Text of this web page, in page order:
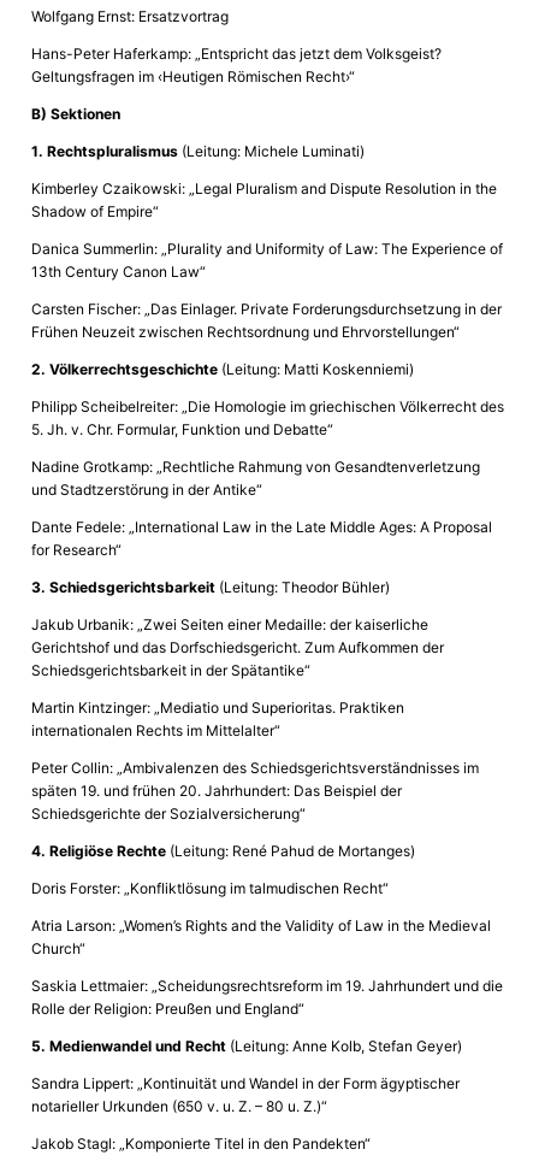
Wolfgang Ernst: Ersatzvortrag
Hans-Peter Haferkamp: „Entspricht das jetzt dem Volksgeist?
Geltungsfragen im ‹Heutigen Römischen Recht›“
B) Sektionen
1. Rechtspluralismus (Leitung: Michele Luminati)
Kimberley Czaikowski: „Legal Pluralism and Dispute Resolution in the
Shadow of Empire“
Danica Summerlin: „Plurality and Uniformity of Law: The Experience of
13th Century Canon Law“
Carsten Fischer: „Das Einlager. Private Forderungsdurchsetzung in der
Frühen Neuzeit zwischen Rechtsordnung und Ehrvorstellungen“
2. Völkerrechtsgeschichte (Leitung: Matti Koskenniemi)
Philipp Scheibelreiter: „Die Homologie im griechischen Völkerrecht des
5. Jh. v. Chr. Formular, Funktion und Debatte“
Nadine Grotkamp: „Rechtliche Rahmung von Gesandtenverletzung
und Stadtzerstörung in der Antike“
Dante Fedele: „International Law in the Late Middle Ages: A Proposal
for Research“
3. Schiedsgerichtsbarkeit (Leitung: Theodor Bühler)
Jakub Urbanik: „Zwei Seiten einer Medaille: der kaiserliche
Gerichtshof und das Dorfschiedsgericht. Zum Aufkommen der
Schiedsgerichtsbarkeit in der Spätantike“
Martin Kintzinger: „Mediatio und Superioritas. Praktiken
internationalen Rechts im Mittelalter“
Peter Collin: „Ambivalenzen des Schiedsgerichtsverständnisses im
späten 19. und frühen 20. Jahrhundert: Das Beispiel der
Schiedsgerichte der Sozialversicherung“
4. Religiöse Rechte (Leitung: René Pahud de Mortanges)
Doris Forster: „Konfliktlösung im talmudischen Recht“
Atria Larson: „Women’s Rights and the Validity of Law in the Medieval
Church“
Saskia Lettmaier: „Scheidungsrechtsreform im 19. Jahrhundert und die
Rolle der Religion: Preußen und England“
5. Medienwandel und Recht (Leitung: Anne Kolb, Stefan Geyer)
Sandra Lippert: „Kontinuität und Wandel in der Form ägyptischer
notarieller Urkunden (650 v. u. Z. – 80 u. Z.)“
Jakob Stagl: „Komponierte Titel in den Pandekten“